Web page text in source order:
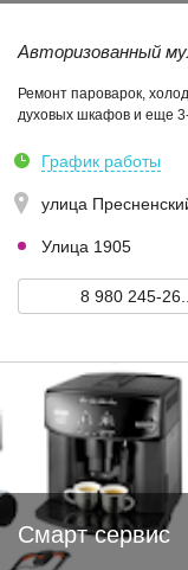
Авторизованный
Ремонт пароварок,
духовых шкафов и еще
График работы
улица
Улица 1905
8 980 245-26...
Смарт сервис